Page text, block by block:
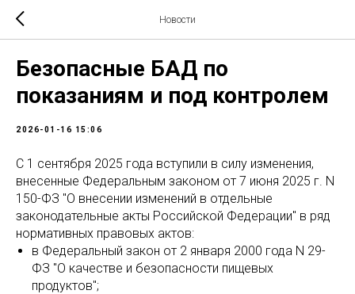
Новости
Безопасные БАД по
показаниям и под контролем
2026-01-16 15:06
С 1 сентября 2025 года вступили в силу изменения,
внесенные Федеральным законом от 7 июня 2025 г. N
150-ФЗ "О внесении изменений в отдельные
законодательные акты Российской Федерации" в ряд
нормативных правовых актов:
в Федеральный закон от 2 января 2000 года N 29-
ФЗ "О качестве и безопасности пищевых
продуктов";